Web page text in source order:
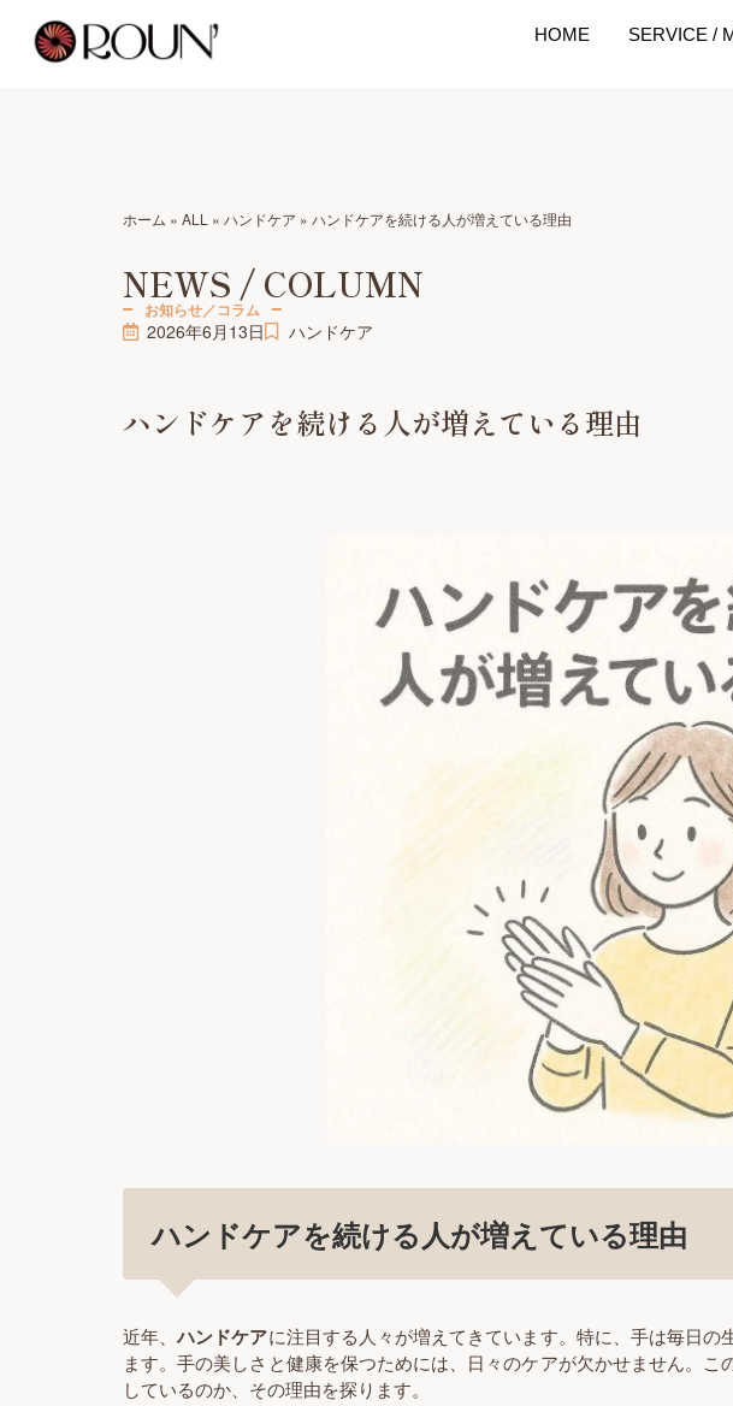
HOME SERVICE /
ホーム » ALL » ハンドケア » ハンドケアを続ける人が増えている理由
NEWS / COLUMN
お知らせ／コラム
2026年6月13日 ハンドケア
ハンドケアを続ける人が増えている理由
ハンドケアを続ける人が増えている理由
近年、ハンドケアに注目する人々が増えてきています。特に、手は毎日
ます。手の美しさと健康を保つためには、日々のケアが欠かせません。
しているのか、その理由を探ります。